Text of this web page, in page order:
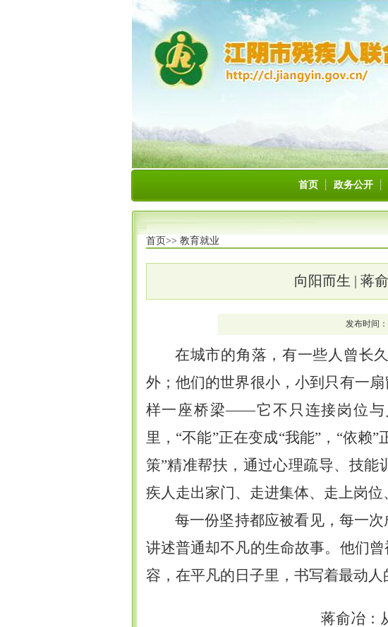
首页 政务公开
首页>> 教育就业
向阳而生 | 蒋
发布时间
在城市的角落，有一些人曾长
外；他们的世界很小，小到只有一
样一座桥梁——它不只连接岗位与
里，“不能”正在变成“我能”，“依赖
策”精准帮扶，通过心理疏导、技
疾人走出家门、走进集体、走上岗位
每一份坚持都应被看见，每一
讲述普通却不凡的生命故事。他们
容，在平凡的日子里，书写着最动人
蒋俞冶：